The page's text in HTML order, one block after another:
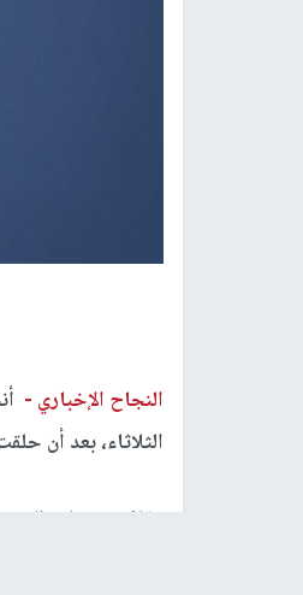
النجاح الإخباري -
الثلاثاء، بعد أن حلقت الطائرة على
وقال دومجان،